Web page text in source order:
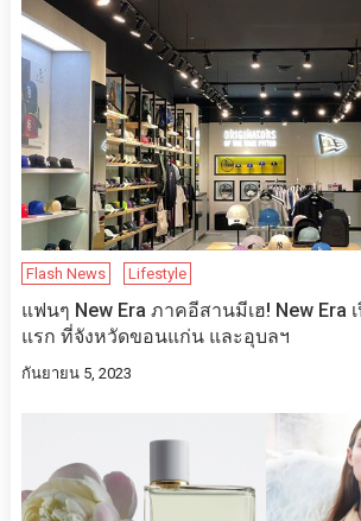
Flash News Lifestyle
แฟนๆ New Era ภาคอีสานมีเฮ! New Era
แรก ที่จังหวัดขอนแก่น และอุบลฯ
กันยายน 5, 2023